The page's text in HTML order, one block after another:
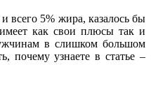
всего 5% жира, казалось бы
как свои плюсы так и
в слишком большом
почему узнаете в статье –